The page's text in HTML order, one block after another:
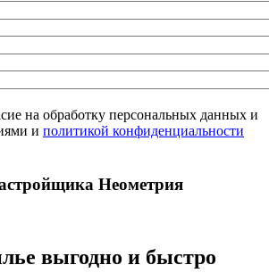
на обработку персональных данных и
и политикой конфиденциальности
Неометрия
выгодно и быстро